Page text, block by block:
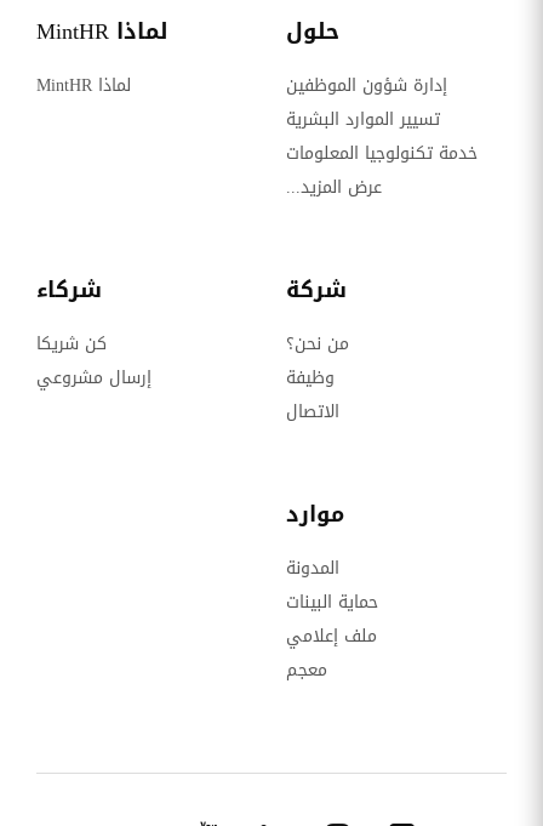
حلول
إدارة شؤون الموظفين
تسيير الموارد البشرية
خدمة تكنولوجيا المعلومات
عرض المزيد...
لماذا MintHR
لماذا MintHR
شركة
من نحن؟
وظيفة
الاتصال
شركاء
كن شريكا
إرسال مشروعي
موارد
المدونة
حماية البينات
ملف إعلامي
معجم